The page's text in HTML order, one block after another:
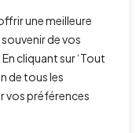
une meilleure
de vos
cliquant sur ‘Tout
de tous les
vos préférences